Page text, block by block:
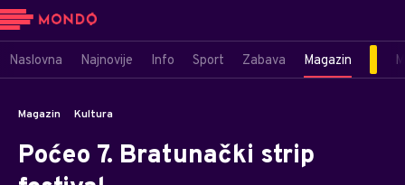
Naslovna Najnovije Info Sport Zabava Magazin
Magazin Kultura
Poćeo 7. Bratunački strip